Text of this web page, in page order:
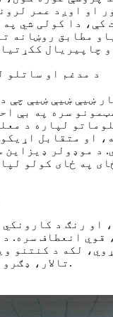
او اوږد عمر
کې، دا کولی شي
مطابق روښانه
⑺ د مدغم او
ښیې ښیې ښیې چې
سره په بې
لپاره د
او متقابل
د موډولر ډیزاین
په ځای کولو
او رنګ د
قوي انعطاف سره.
لکه د کنتنو
تالار، ډګرونه او داسې نور.